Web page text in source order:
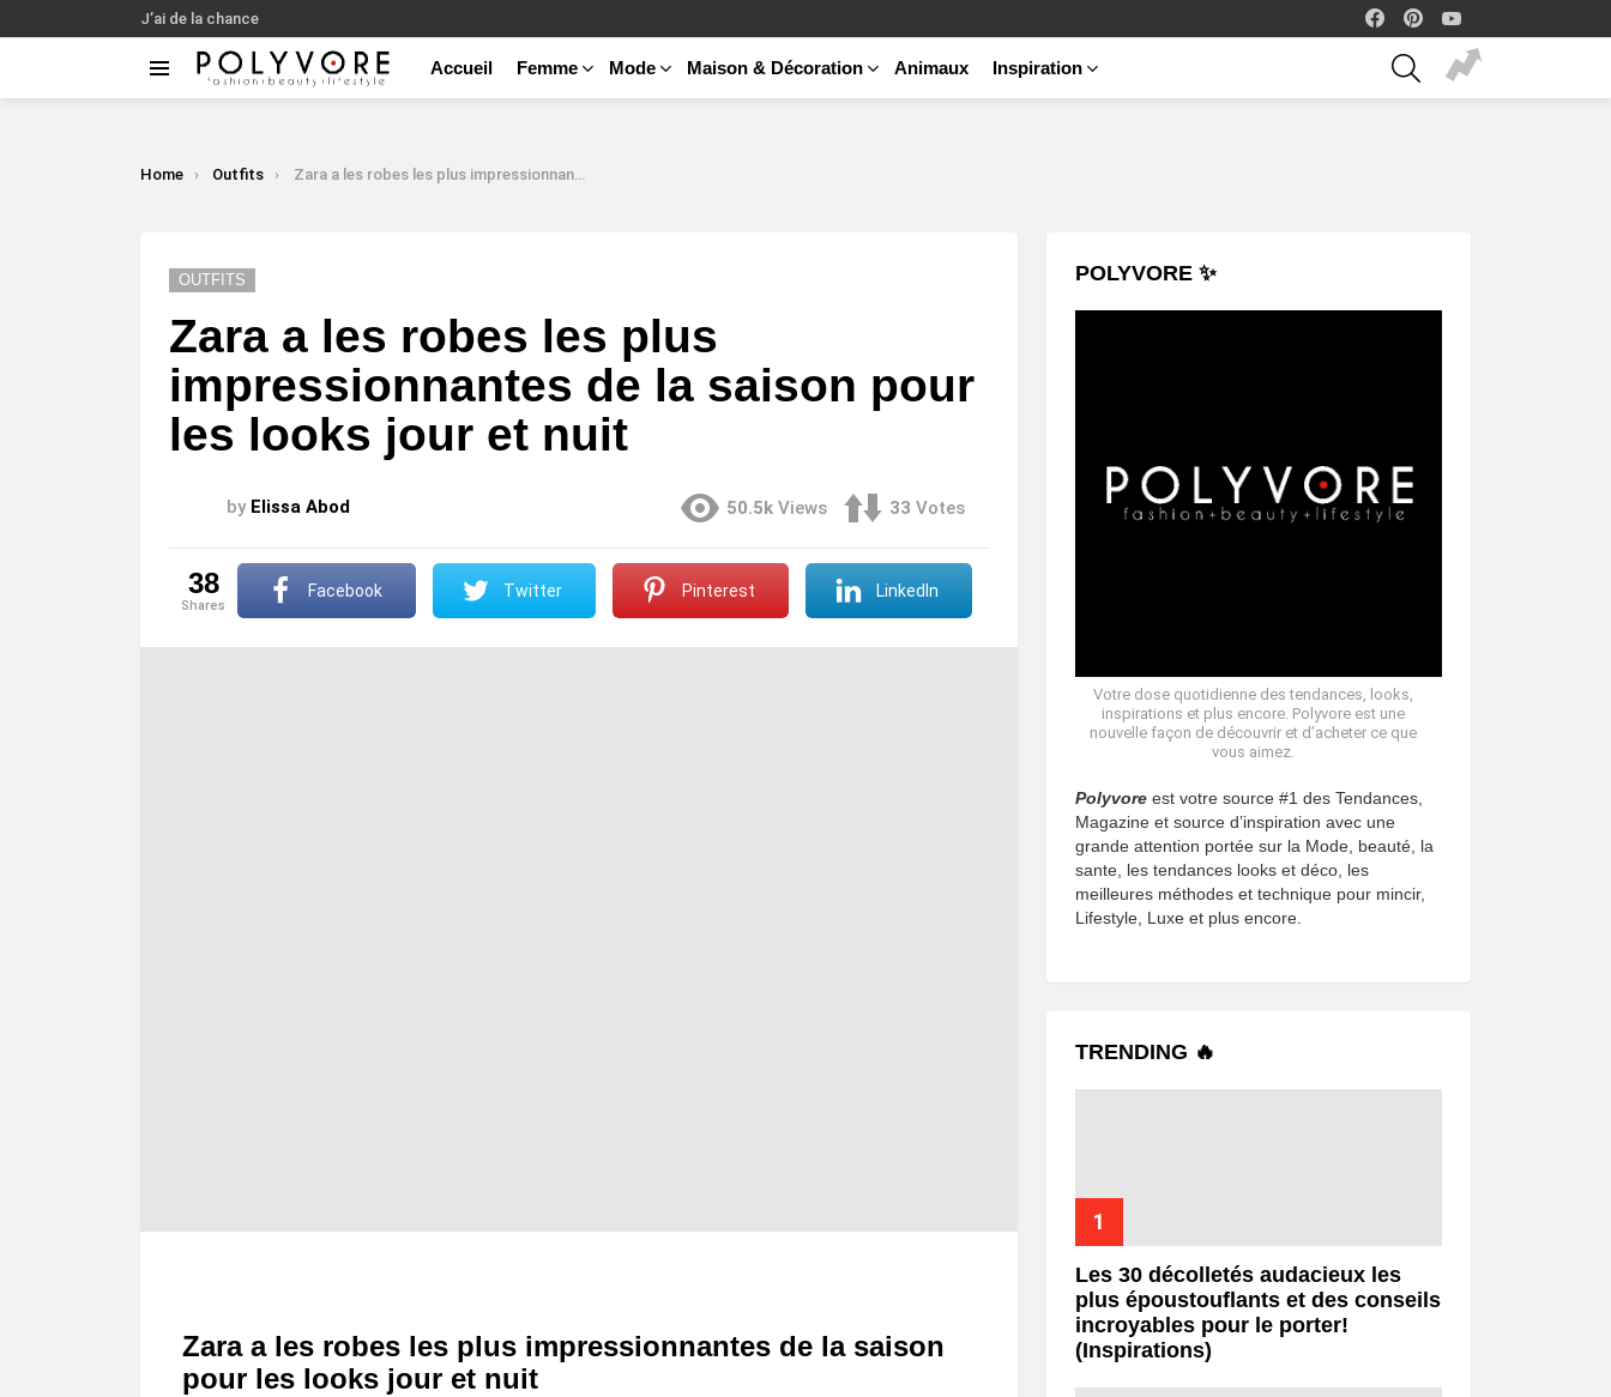
J’ai de la chance
facebook
Accueil Femme Mode Maison & Décoration Animaux Inspiration
SEARCH
You are here:
Home Outfits Zara a les robes les plus impressionnantes de la saison pour les looks jour et nuit
OUTFITS
Zara a les robes les plus
impressionnantes de la saison pour
les looks jour et nuit
by Elissa Abod 50.5k Views 33 Votes
38
shares
Facebook Twitter Pinterest LinkedIn
Zara a les robes les plus impressionnantes de la saison
pour les looks jour et nuit
POLYVORE ✨
Votre dose quotidienne des tendances, looks,
inspirations et plus encore. Polyvore est une
nouvelle façon de découvrir et d’acheter ce que
vous aimez.
Polyvore est votre source #1 des Tendances,
Magazine et source d’inspiration avec une
grande attention portée sur la Mode, beauté, la
sante, les tendances looks et déco, les
meilleures méthodes et technique pour mincir,
Lifestyle, Luxe et plus encore.
TRENDING 🔥
Les 30 décolletés audacieux les
plus époustouflants et des conseils
incroyables pour le porter!
(Inspirations)